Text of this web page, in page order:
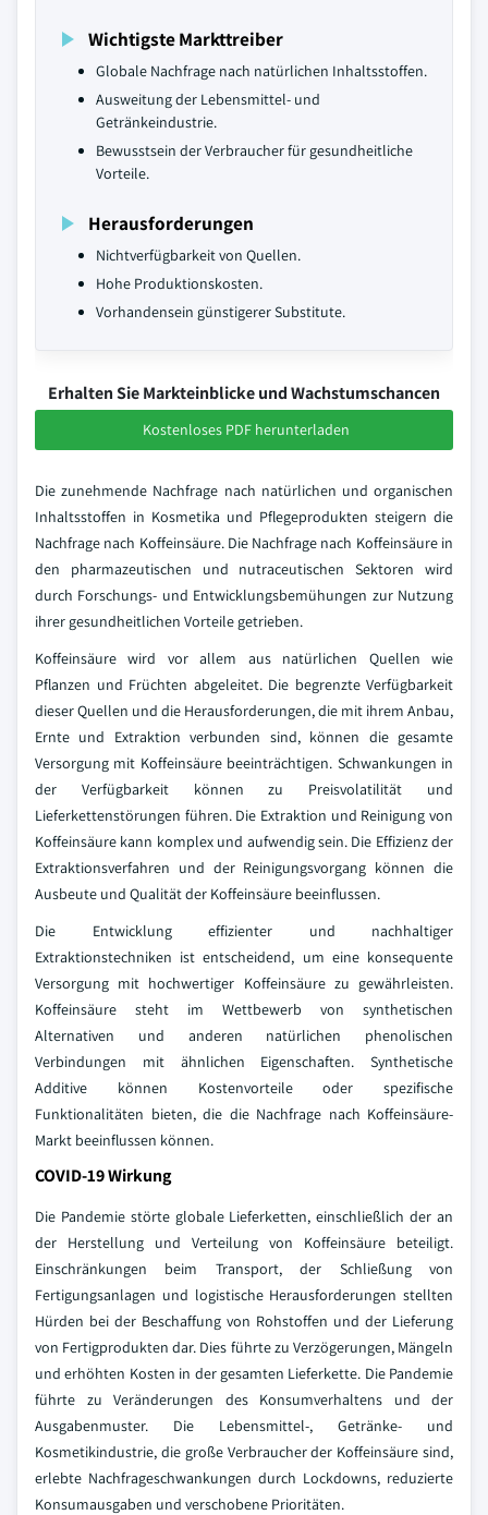
Wichtigste Markttreiber
Globale Nachfrage nach natürlichen Inhaltsstoffen.
Ausweitung der Lebensmittel- und
Getränkeindustrie.
Bewusstsein der Verbraucher für gesundheitliche
Vorteile.
Herausforderungen
Nichtverfügbarkeit von Quellen.
Hohe Produktionskosten.
Vorhandensein günstigerer Substitute.
Erhalten Sie Markteinblicke und Wachstumschancen
Kostenloses PDF herunterladen
Die zunehmende Nachfrage nach natürlichen und organischen
Inhaltsstoffen in Kosmetika und Pflegeprodukten steigern die
Nachfrage nach Koffeinsäure. Die Nachfrage nach Koffeinsäure in
den pharmazeutischen und nutraceutischen Sektoren wird
durch Forschungs- und Entwicklungsbemühungen zur Nutzung
ihrer gesundheitlichen Vorteile getrieben.
Koffeinsäure wird vor allem aus natürlichen Quellen wie
Pflanzen und Früchten abgeleitet. Die begrenzte Verfügbarkeit
dieser Quellen und die Herausforderungen, die mit ihrem Anbau,
Ernte und Extraktion verbunden sind, können die gesamte
Versorgung mit Koffeinsäure beeinträchtigen. Schwankungen in
der Verfügbarkeit können zu Preisvolatilität und
Lieferkettenstörungen führen. Die Extraktion und Reinigung von
Koffeinsäure kann komplex und aufwendig sein. Die Effizienz der
Extraktionsverfahren und der Reinigungsvorgang können die
Ausbeute und Qualität der Koffeinsäure beeinflussen.
Die Entwicklung effizienter und nachhaltiger
Extraktionstechniken ist entscheidend, um eine konsequente
Versorgung mit hochwertiger Koffeinsäure zu gewährleisten.
Koffeinsäure steht im Wettbewerb von synthetischen
Alternativen und anderen natürlichen phenolischen
Verbindungen mit ähnlichen Eigenschaften. Synthetische
Additive können Kostenvorteile oder spezifische
Funktionalitäten bieten, die die Nachfrage nach Koffeinsäure-
Markt beeinflussen können.
COVID-19 Wirkung
Die Pandemie störte globale Lieferketten, einschließlich der an
der Herstellung und Verteilung von Koffeinsäure beteiligt.
Einschränkungen beim Transport, der Schließung von
Fertigungsanlagen und logistische Herausforderungen stellten
Hürden bei der Beschaffung von Rohstoffen und der Lieferung
von Fertigprodukten dar. Dies führte zu Verzögerungen, Mängeln
und erhöhten Kosten in der gesamten Lieferkette. Die Pandemie
führte zu Veränderungen des Konsumverhaltens und der
Ausgabenmuster. Die Lebensmittel-, Getränke- und
Kosmetikindustrie, die große Verbraucher der Koffeinsäure sind,
erlebte Nachfrageschwankungen durch Lockdowns, reduzierte
Konsumausgaben und verschobene Prioritäten.